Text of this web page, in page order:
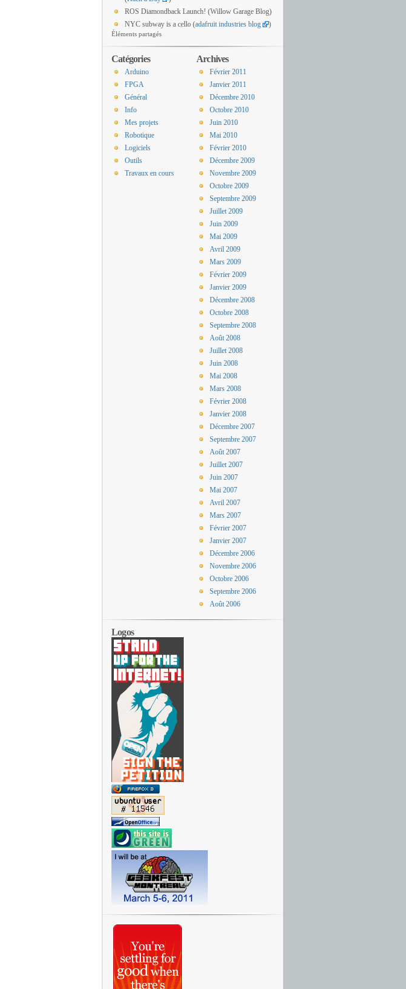
ROS Diamondback Launch! (Willow Garage Blog)
NYC subway is a cello (adafruit industries blog )
Éléments partagés
Archives
Février 2011
Janvier 2011
Décembre 2010
Octobre 2010
Juin 2010
Mai 2010
Février 2010
Décembre 2009
Novembre 2009
Octobre 2009
Septembre 2009
Juillet 2009
Juin 2009
Mai 2009
Avril 2009
Mars 2009
Février 2009
Janvier 2009
Décembre 2008
Octobre 2008
Septembre 2008
Août 2008
Juillet 2008
Juin 2008
Mai 2008
Mars 2008
Février 2008
Janvier 2008
Décembre 2007
Septembre 2007
Août 2007
Juillet 2007
Juin 2007
Mai 2007
Avril 2007
Mars 2007
Février 2007
Janvier 2007
Décembre 2006
Novembre 2006
Octobre 2006
Septembre 2006
Août 2006
Catégories
Arduino
FPGA
Général
Info
Mes projets
Robotique
Logiciels
Outils
Travaux en cours
Logos